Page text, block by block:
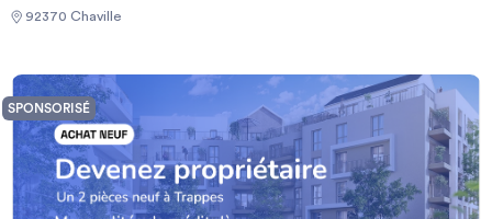
92370 Chaville
SPONSORISÉ